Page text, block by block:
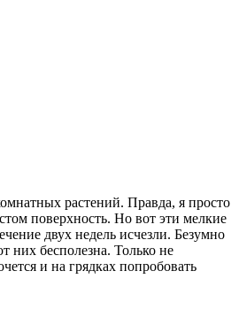
растений. Правда, я просто
поверхность. Но вот эти мелкие
двух недель исчезли. Безумно
них бесполезна. Только не
и на грядках попробовать